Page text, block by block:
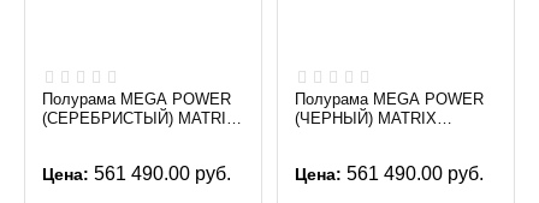
Полурама MEGA POWER
(СЕРЕБРИСТЫЙ) MATRIX
Цена: 561 490.00 руб.
Полурама MEGA POWER
(ЧЕРНЫЙ) MATRIX
Цена: 561 490.00 руб.